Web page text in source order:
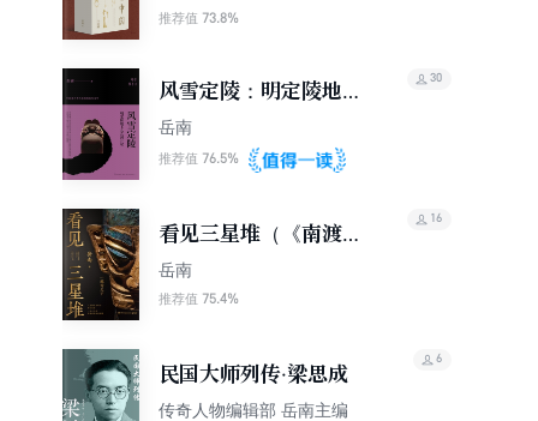
推荐值 73.8%
风雪定陵：明定陵地下
玄宫洞开记
岳南
推荐值 76.5%
30
看见三星堆（《南渡北
归》作者岳南新作！）
岳南
推荐值 75.4%
16
民国大师列传·梁思成
传奇人物编辑部 岳南主编
6